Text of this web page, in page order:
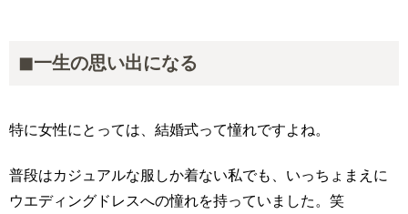
◼︎一生の思い出になる
特に女性にとっては、結婚式って憧れですよね。
普段はカジュアルな服しか着ない私でも、いっちょまえに
ウエディングドレスへの憧れを持っていました。笑